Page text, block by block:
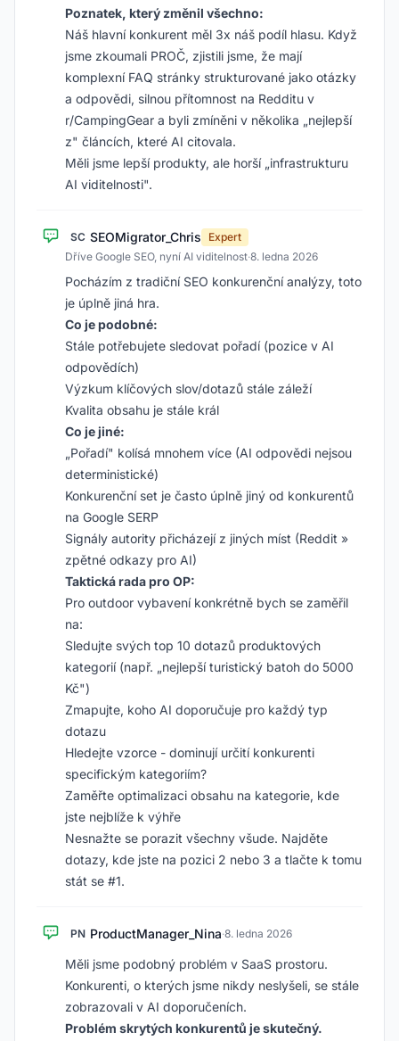
Poznatek, který změnil všechno:
Náš hlavní konkurent měl 3x náš podíl hlasu. Když
jsme zkoumali PROČ, zjistili jsme, že mají
komplexní FAQ stránky strukturované jako otázky
a odpovědi, silnou přítomnost na Redditu v
r/CampingGear a byli zmíněni v několika „nejlepší
z" článcích, které AI citovala.
Měli jsme lepší produkty, ale horší „infrastrukturu
AI viditelnosti".
SC SEOMigrator_Chris
Expert
Dříve Google SEO, nyní AI viditelnost·8. ledna 2026
Pocházím z tradiční SEO konkurenční analýzy, toto
je úplně jiná hra.
Co je podobné:
Stále potřebujete sledovat pořadí (pozice v AI
odpovědích)
Výzkum klíčových slov/dotazů stále záleží
Kvalita obsahu je stále král
Co je jiné:
„Pořadí" kolísá mnohem více (AI odpovědi nejsou
deterministické)
Konkurenční set je často úplně jiný od konkurentů
na Google SERP
Signály autority přicházejí z jiných míst (Reddit »
zpětné odkazy pro AI)
Taktická rada pro OP:
Pro outdoor vybavení konkrétně bych se zaměřil
na:
Sledujte svých top 10 dotazů produktových
kategorií (např. „nejlepší turistický batoh do 5000
Kč")
Zmapujte, koho AI doporučuje pro každý typ
dotazu
Hledejte vzorce - dominují určití konkurenti
specifickým kategoriím?
Zaměřte optimalizaci obsahu na kategorie, kde
jste nejblíže k výhře
Nesnažte se porazit všechny všude. Najděte
dotazy, kde jste na pozici 2 nebo 3 a tlačte k tomu
stát se #1.
PN ProductManager_Nina·8. ledna 2026
Měli jsme podobný problém v SaaS prostoru.
Konkurenti, o kterých jsme nikdy neslyšeli, se stále
zobrazovali v AI doporučeních.
Problém skrytých konkurentů je skutečný.